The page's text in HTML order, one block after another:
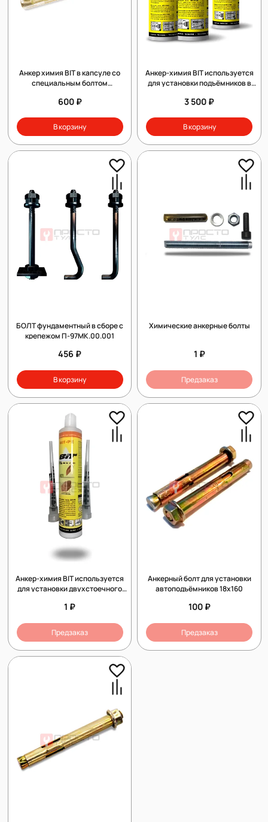
Анкер химия BIT в капсуле со
специальным болтом
двустоечных подъёмников в
600 ₽
В корзину
Анкер-химия BIT используется
для установки подъёмников в
3 500 ₽
В корзину
БОЛТ фундаментный в сборе с
крепежом П-97МК.00.001
456 ₽
В корзину
Химические анкерные болты
1 ₽
Предзаказ
Анкер-химия BIT используется
для установки двухстоечного
1 ₽
Предзаказ
Анкерный болт для установки
автоподъёмников 18х160
100 ₽
Предзаказ